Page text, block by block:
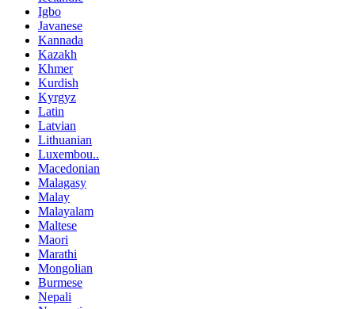
Igbo
Javanese
Kannada
Kazakh
Khmer
Kurdish
Kyrgyz
Latin
Latvian
Lithuanian
Luxembou..
Macedonian
Malagasy
Malay
Malayalam
Maltese
Maori
Marathi
Mongolian
Burmese
Nepali